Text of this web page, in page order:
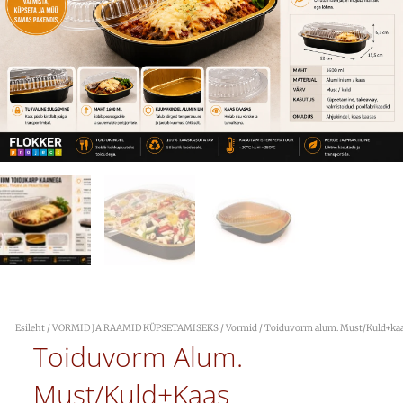
Esileht /VORMID JA RAAMID KÜPSETAMISEKS /Vormid / Toiduvorm alum. Must/
Toiduvorm Alum.
Must/Kuld+kaas